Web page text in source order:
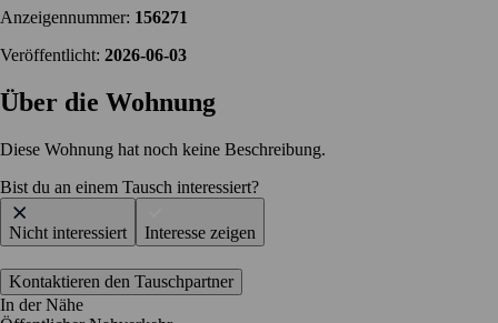
Anzeigennummer: 156271
Veröffentlicht: 2026-06-03
Über die Wohnung
Diese Wohnung hat noch keine Beschreibung.
Bist du an einem Tausch interessiert?
Nicht interessiert Interesse zeigen
Kontaktieren den Tauschpartner
In der Nähe